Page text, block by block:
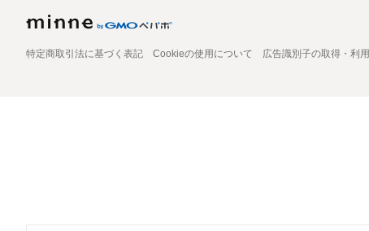
特定商取引法に基づく表記 Cookieの使用について 広告識別子の取得・利用